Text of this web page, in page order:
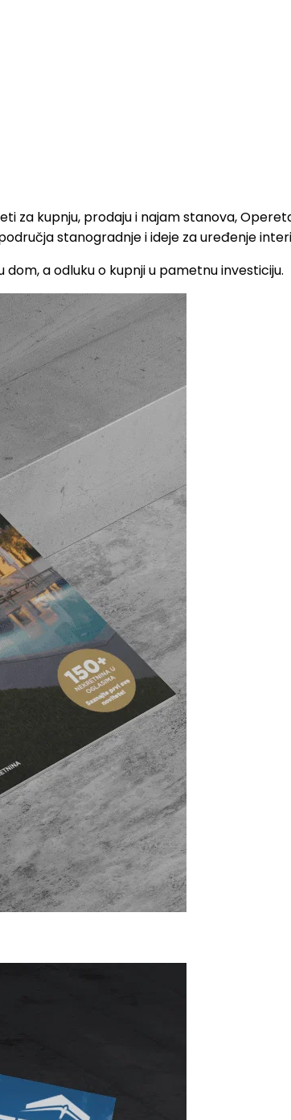
za kupnju, prodaju i najam stanova,
stanogradnje i ideje za uređenje
a odluku o kupnji u pametnu investiciju.